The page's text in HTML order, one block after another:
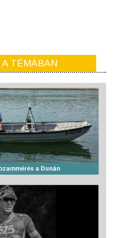
TÉMÁBAN
a Dunán